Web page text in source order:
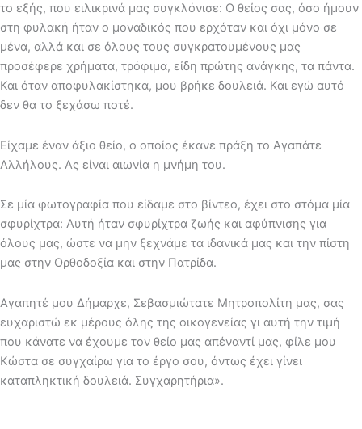
το εξής, που ειλικρινά μας συγκλόνισε: O θείος σας, όσο ήμουν
στη φυλακή ήταν ο μοναδικός που ερχόταν και όχι μόνο σε
μένα, αλλά και σε όλους τους συγκρατουμένους μας
προσέφερε χρήματα, τρόφιμα, είδη πρώτης ανάγκης, τα πάντα.
Και όταν αποφυλακίστηκα, μου βρήκε δουλειά. Και εγώ αυτό
δεν θα το ξεχάσω ποτέ.
Είχαμε έναν άξιο θείο, ο οποίος έκανε πράξη το Αγαπάτε
Αλλήλους. Ας είναι αιωνία η μνήμη του.
Σε μία φωτογραφία που είδαμε στο βίντεο, έχει στο στόμα μία
σφυρίχτρα: Αυτή ήταν σφυρίχτρα ζωής και αφύπνισης για
όλους μας, ώστε να μην ξεχνάμε τα ιδανικά μας και την πίστη
μας στην Ορθοδοξία και στην Πατρίδα.
Αγαπητέ μου Δήμαρχε, Σεβασμιώτατε Μητροπολίτη μας, σας
ευχαριστώ εκ μέρους όλης της οικογενείας γι αυτή την τιμή
που κάνατε να έχουμε τον θείο μας απέναντί μας, φίλε μου
Κώστα σε συγχαίρω για το έργο σου, όντως έχει γίνει
καταπληκτική δουλειά. Συγχαρητήρια».